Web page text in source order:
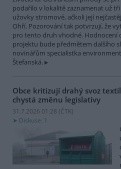
podařilo v lokalitě zaznamenat už
užovky stromové, ačkoli její
Ohří. Pozorování tak potvrzují, že
pro tento druh vhodné. Hodnocení
projektu bude předmětem dalšího
novinářům specialistka
Štefanská.
Obce kritizují drahý svoz
chystá změnu legislativy
31.7.2026 01:28 (ČTK)
Diskuse: 1